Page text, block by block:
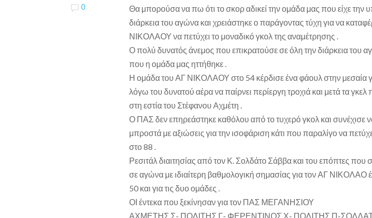
0
Θα μπορούσα να πω ότι το σκορ αδικεί την ομάδα μας που είχε την
διάρκεια του αγώνα και χρειάστηκε ο παράγοντας τύχη για να
ΝΙΚΟΛΑΟΥ να πετύχει το μοναδικό γκολ της αναμέτρησης .
Ο πολύ δυνατός άνεμος που επικρατούσε σε όλη την διάρκεια του
που η ομάδα μας ηττήθηκε .
Η ομάδα του ΑΓ ΝΙΚΟΛΑΟΥ στο 54 κέρδισε ένα φάουλ στην μεσαία
λόγω του δυνατού αέρα να παίρνει περίεργη τροχιά και μετά τα γκελ
στη εστία του Στέφανου Αχμέτη .
Ο ΠΑΣ δεν επηρεάστηκε καθόλου από το τυχερό γκολ και συνέχισε να
μπροστά με αξιώσεις για την ισοφάριση κάτι που παραλίγο να
στο 88 .
Ρεσιτάλ διαιτησίας από τον Κ. Σολδάτο Σάββα και του επόπτες που
σε αγώνα με ιδιαίτερη βαθμολογική σημασίας για τον ΑΓ ΝΙΚΟΛΑΟ
50 και για τις δυο ομάδες .
ΟΙ έντεκα που ξεκίνησαν για τον ΠΑΣ ΜΕΓΑΝΗΣΙΟΥ
ΑΧΜΕΤΗΣ Σ- ΠΟΛΙΤΗΣ Γ- ΦΕΡΕΝΤΙΝΟΣ Χ- ΠΟΛΙΤΗΣ Π-